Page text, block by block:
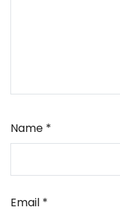
Name *
Email *